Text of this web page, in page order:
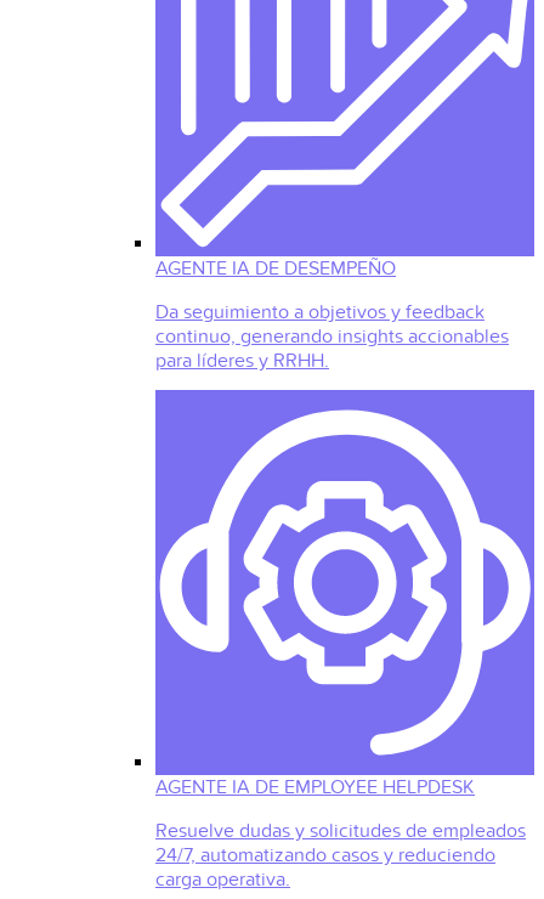
AGENTE IA DE DESEMPEÑO
Da seguimiento a objetivos y feedback
continuo, generando insights accionables
para líderes y RRHH.
AGENTE IA DE EMPLOYEE HELPDESK
Resuelve dudas y solicitudes de empleados
24/7, automatizando casos y reduciendo
carga operativa.